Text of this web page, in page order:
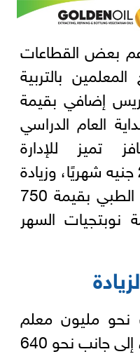
بعض القطاعات
بالتربية
إضافي بقيمة
العام الدراسي
تميز للإدارة
المدرسية يصل إلى 2000 جنيه شهريًا، وزيادة
إضافية للعاملين بالقطاع الطبي بقيمة 750
نوبتجيات السهر
نحو مليون معلم
في قطاع التعليم والأزهر، إلى جانب نحو 640